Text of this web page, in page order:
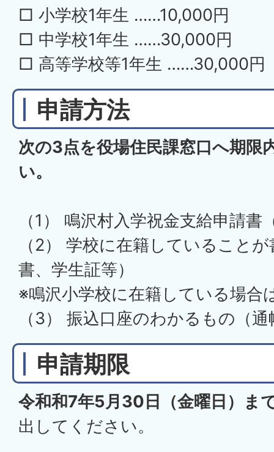
□ 小学校1年生 ……10,000円
□ 中学校1年生 ……30,000円
□ 高等学校等1年生 ……30,000円
申請方法
次の3点を役場住民課窓口へ期限
い。
（1） 鳴沢村入学祝金支給申請書
（2） 学校に在籍していること
書、学生証等）
※鳴沢小学校に在籍している場合
（3） 振込口座のわかるもの（
申請期限
令和和7年5月30日（金曜日）ま
出してください。